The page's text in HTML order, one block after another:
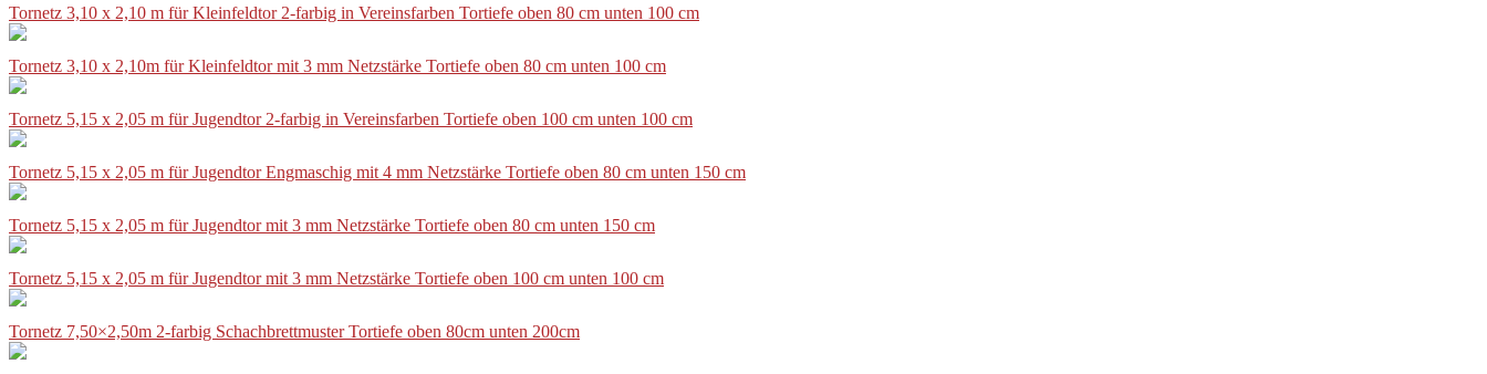
Tornetz 3,10 x 2,10 m für Kleinfeldtor 2-farbig in Vereinsfarben Tortiefe oben 80 cm unten 100 cm
Tornetz 3,10 x 2,10m für Kleinfeldtor mit 3 mm Netzstärke Tortiefe oben 80 cm unten 100 cm
Tornetz 5,15 x 2,05 m für Jugendtor 2-farbig in Vereinsfarben Tortiefe oben 100 cm unten 100 cm
Tornetz 5,15 x 2,05 m für Jugendtor Engmaschig mit 4 mm Netzstärke Tortiefe oben 80 cm unten 150 cm
Tornetz 5,15 x 2,05 m für Jugendtor mit 3 mm Netzstärke Tortiefe oben 80 cm unten 150 cm
Tornetz 5,15 x 2,05 m für Jugendtor mit 3 mm Netzstärke Tortiefe oben 100 cm unten 100 cm
Tornetz 7,50×2,50m 2-farbig Schachbrettmuster Tortiefe oben 80cm unten 200cm